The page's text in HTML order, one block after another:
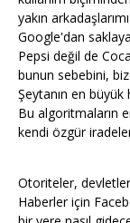
yakın
Google'dan
Pepsi değil de
bunun sebebini,
Şeytanın en büyük
Bu algoritmaların
kendi özgür
Otoriteler,
Haberler için